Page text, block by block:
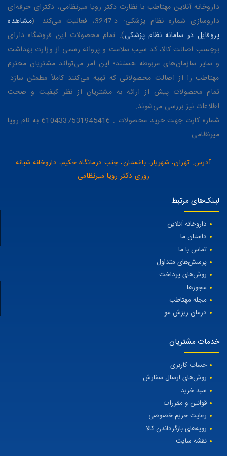
داروخانه آنلاین مهتاطب با نظارت دکتر رویا میرنظامی، دکترای حرفه‌ای
داروسازی شماره نظام پزشکی: د-3247، فعالیت می‌کند. (
مشاهده
پروفایل در سامانه نظام پزشکی). تمام محصولات این فروشگاه دارای
برچسب اصالت کالا، کد سیب سلامت و پروانه رسمی از وزارت بهداشت
و سایر سازمان‌های مربوطه هستند؛ این امر می‌تواند مشتریان محترم
مهتاطب را از اصالت محصولاتی که تهیه می‌کنند کاملاً مطمئن سازد.
تمام محصولات پیش از ارائه به مشتریان از نظر کیفیت و صحت
اطلاعات نیز بررسی می‌شوند.
شماره کارت جهت خرید محصولات : 6104337531945416 به نام رویا
میرنظامی
آدرس: تهران، شهریار، باغستان، جنب درمانگاه حکیم، داروخانه شبانه
روزی دکتر رویا میرنظامی
لینک‌های مرتبط
داروخانه آنلاین
داستان ما
تماس با ما
پرسش‌های متداول
روش‌های پرداخت
مجوزها
مجله مهتاطب
درمان ریزش مو
خدمات مشتریان
حساب کاربری
روش‌های ارسال سفارش
سبد خرید
قوانین و مقررات
رعایت حریم خصوصی
رویه‌های بازگرداندن کالا
نقشه سایت